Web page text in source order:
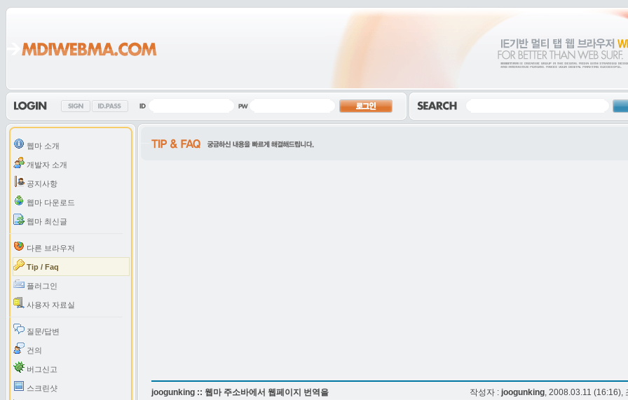
웹마 소개
개발자 소개
공지사항
웹마 다운로드
웹마 최신글
다른 브라우저
Tip / Faq
플러그인
사용자 자료실
질문/답변
건의
버그신고
스크린샷 joogunking :: 웹마 주소바에서 웹페이지 번역을 작성자 : joogunking, 2008.03.11 (16:16),